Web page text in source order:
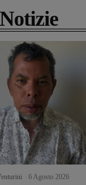
6 Agosto 2026